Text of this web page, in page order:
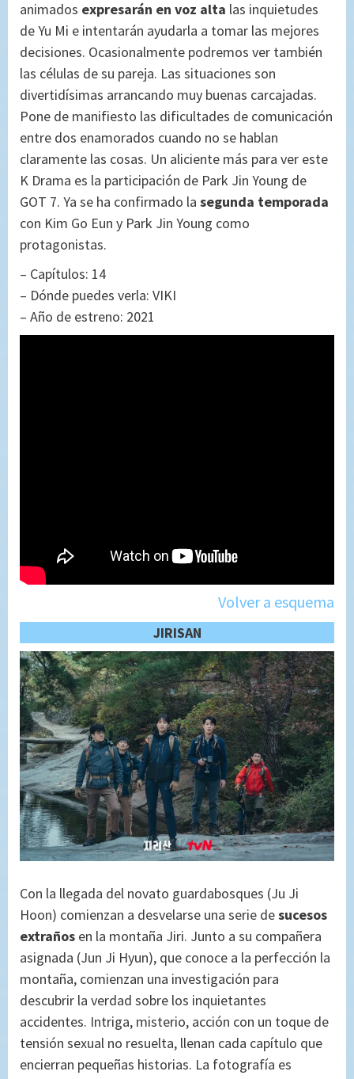
animados expresarán en voz alta las inquietudes
de Yu Mi e intentarán ayudarla a tomar las mejores
decisiones. Ocasionalmente podremos ver también
las células de su pareja. Las situaciones son
divertidísimas arrancando muy buenas carcajadas.
Pone de manifiesto las dificultades de comunicación
entre dos enamorados cuando no se hablan
claramente las cosas. Un aliciente más para ver este
K Drama es la participación de Park Jin Young de
GOT 7. Ya se ha confirmado la segunda temporada
con Kim Go Eun y Park Jin Young como
protagonistas.
– Capítulos: 14
– Dónde puedes verla: VIKI
– Año de estreno: 2021
Volver a esquema
JIRISAN
Con la llegada del novato guardabosques (Ju Ji
Hoon) comienzan a desvelarse una serie desucesos
extraños en la montaña Jiri. Junto a su compañera
asignada (Jun Ji Hyun), que conoce a la perfección la
montaña, comienzan una investigación para
descubrir la verdad sobre los inquietantes
accidentes. Intriga, misterio, acción con un toque de
tensión sexual no resuelta, llenan cada capítulo que
encierran pequeñas historias. La fotografía es